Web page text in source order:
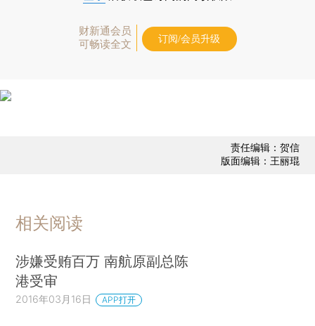
财新通会员
可畅读全文
订阅/会员升级
责任编辑：贺信
版面编辑：王丽琨
相关阅读
涉嫌受贿百万 南航原副总陈
港受审
2016年03月16日 APP打开